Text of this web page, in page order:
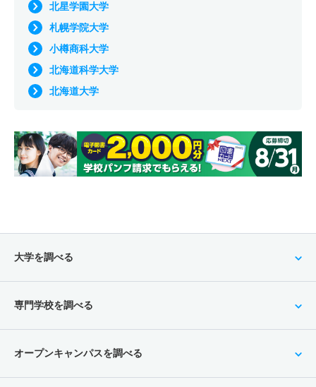
北星学園大学
札幌学院大学
小樽商科大学
北海道科学大学
北海道大学
大学を調べる
専門学校を調べる
オープンキャンパスを調べる